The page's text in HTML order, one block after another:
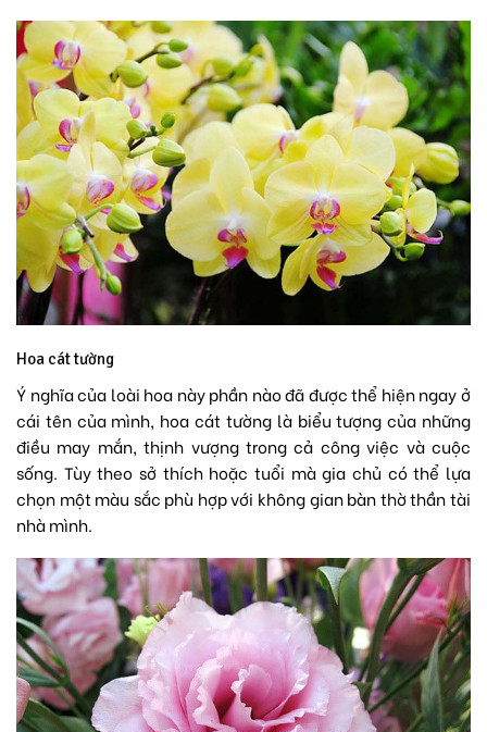
Hoa cát tường
Ý nghĩa của loài hoa này phần nào đã được thể hiện ngay ở
cái tên của mình, hoa cát tường là biểu tượng của những
điều may mắn, thịnh vượng trong cả công việc và cuộc
sống. Tùy theo sở thích hoặc tuổi mà gia chủ có thể lựa
chọn một màu sắc phù hợp với không gian bàn thờ thần tài
nhà mình.